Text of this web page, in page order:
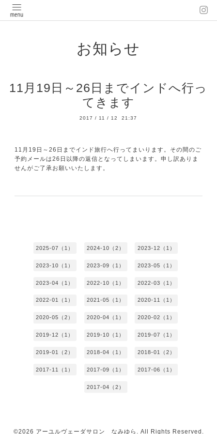
お知らせ
11月19日～26日までインドへ行っ
てきます
2017 / 11 / 12 21:37
11月19日～26日までインド旅行へ行ってまいります。その間のご
予約メールは26日以降の返信となってしまいます。申し訳ありま
せんがご了承お願いいたします。
2025-07（1） 2024-10（2） 2023-12（1）
2023-10（1） 2023-09（1） 2023-05（1）
2023-04（1） 2022-10（1） 2022-03（1）
2022-01（1） 2021-05（1） 2020-11（1）
2020-05（2） 2020-04（1） 2020-02（1）
2019-12（1） 2019-10（1） 2019-07（1）
2019-01（2） 2018-04（1） 2018-01（2）
2017-11（1） 2017-09（1） 2017-06（1）
2017-04（2）
©2026 アーユルヴェーダサロン なみゆら . All Rights Reserved.